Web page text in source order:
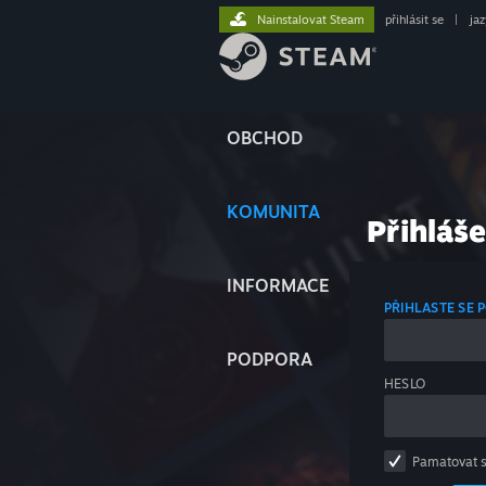
OBCHOD
KOMUNITA
INFORMACE
PODPORA
Nainstalovat Steam přihlásit se
PŘIHLASTE SE
HESLO
Pamatovat